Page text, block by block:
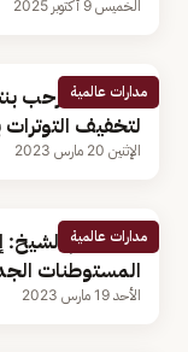
الخميس 9 أكتوبر 2025
مدارات عالمية
واشنطن تُرحب
لتخفيف التوترات
الإثنين 20 مارس 2023
مدارات عالمية
بيان شرم الشيخ:
المستوطنات الجديدة
الأحد 19 مارس 2023